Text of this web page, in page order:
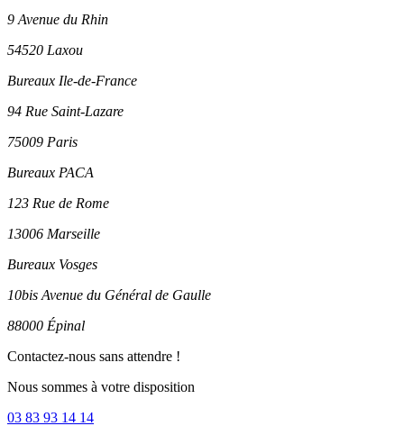
9 Avenue du Rhin
54520 Laxou
Bureaux Ile-de-France
94 Rue Saint-Lazare
75009 Paris
Bureaux PACA
123 Rue de Rome
13006 Marseille
Bureaux Vosges
10bis Avenue du Général de Gaulle
88000 Épinal
Contactez-nous sans attendre !
Nous sommes à votre disposition
03 83 93 14 14